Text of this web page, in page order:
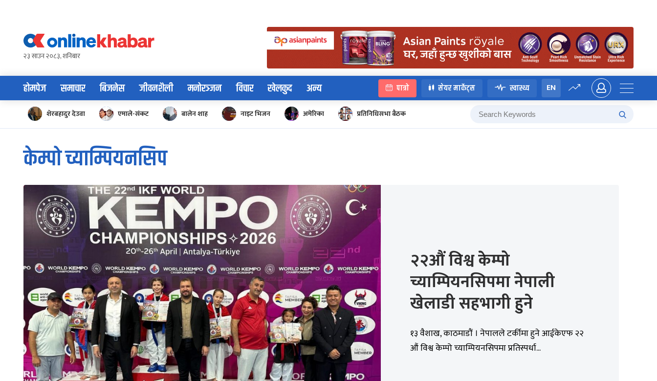
content२३ साउन २०८३, शनिबार
होमपेज समाचार बिजनेस जीवनशैली मनोरञ्जन विचार खेलकुद अन्य पात्रो सेयर मार्केट्स स्वास्थ्य EN
शेरबहादुर देउवा एमाले-संकट बालेन शाह नाइट भिजन अमेरिका प्रतिनिधिसभा बैठक
केम्पो च्याम्पियनसिप
२२औं विश्व केम्पो
च्याम्पियनसिपमा नेपाली
खेलाडी सहभागी हुने
१३ वैशाख, काठमाडौं । नेपालले टर्कीमा हुने आईकेएफ २२
औं विश्व केम्पो च्याम्पियनसिपमा प्रतिस्पर्धा...